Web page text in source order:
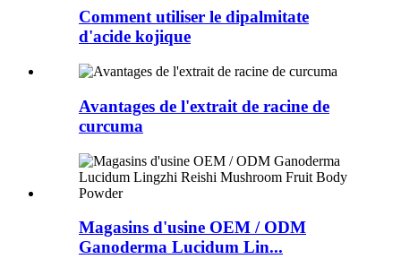
Comment utiliser le dipalmitate
d'acide kojique
Avantages de l'extrait de racine de
curcuma
Magasins d'usine OEM / ODM
Ganoderma Lucidum Lin...